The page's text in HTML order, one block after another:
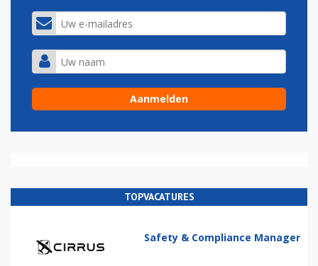
TOPVACATURES
Safety & Compliance Manager